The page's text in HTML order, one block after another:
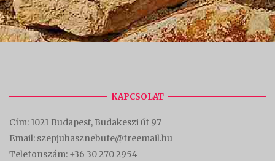
KAPCSOLAT
Cím: 1021 Budapest, Budakeszi út 97
Email: szepjuhasznebufe@freemail.hu
Telefonszám: +36 30 270 2954